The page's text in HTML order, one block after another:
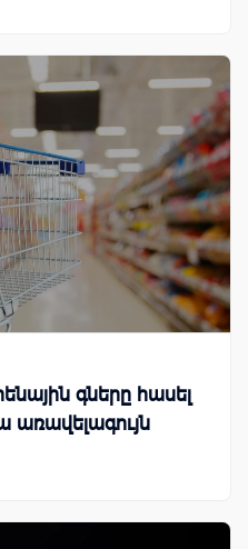
գները հասել
առավելագույն